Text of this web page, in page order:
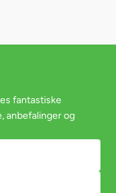
fantastiske
anbefalinger og